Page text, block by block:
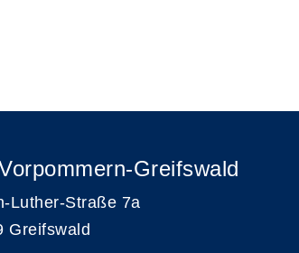
Greifswald
Luther-Straße 7a
Greifswald